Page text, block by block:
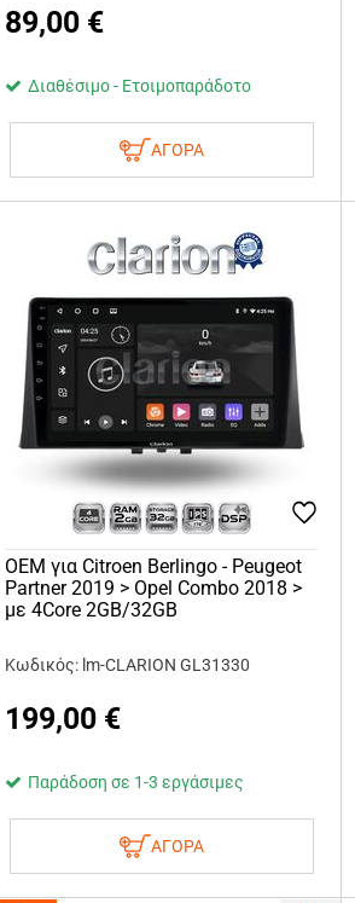
89,00 €
Διαθέσιμο - Ετοιμοπαράδοτο
ΑΓΟΡΑ
OEM για Citroen Berlingo - Peugeot
Partner 2019 > Opel Combo 2018 >
με 4Core 2GB/32GB
Κωδικός: lm-CLARION GL31330
199,00 €
Παράδοση σε 1-3 εργάσιμες
ΑΓΟΡΑ